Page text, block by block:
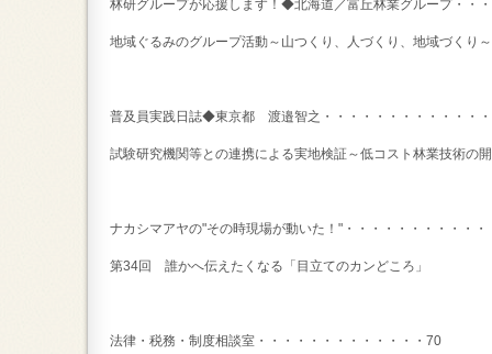
林研グループが応援します！◆北海道／富丘林業グループ・・
地域ぐるみのグループ活動～山つくり、人づくり、地域づくり～
普及員実践日誌◆東京都 渡邉智之・・・・・・・・・・・
試験研究機関等との連携による実地検証～低コスト林業技術の
ナカシマアヤの"その時現場が動いた！"・・・・・・・・・・・
第34回 誰かへ伝えたくなる「目立てのカンどころ」
法律・税務・制度相談室・・・・・・・・・・・・・70